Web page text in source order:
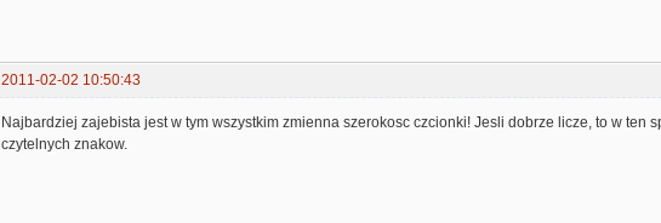
2011-02-02 10:50:43
Najbardziej zajebista jest w tym wszystkim zmienna szerokosc czcionki! Jesli dobrze licze, to w ten
czytelnych znakow.